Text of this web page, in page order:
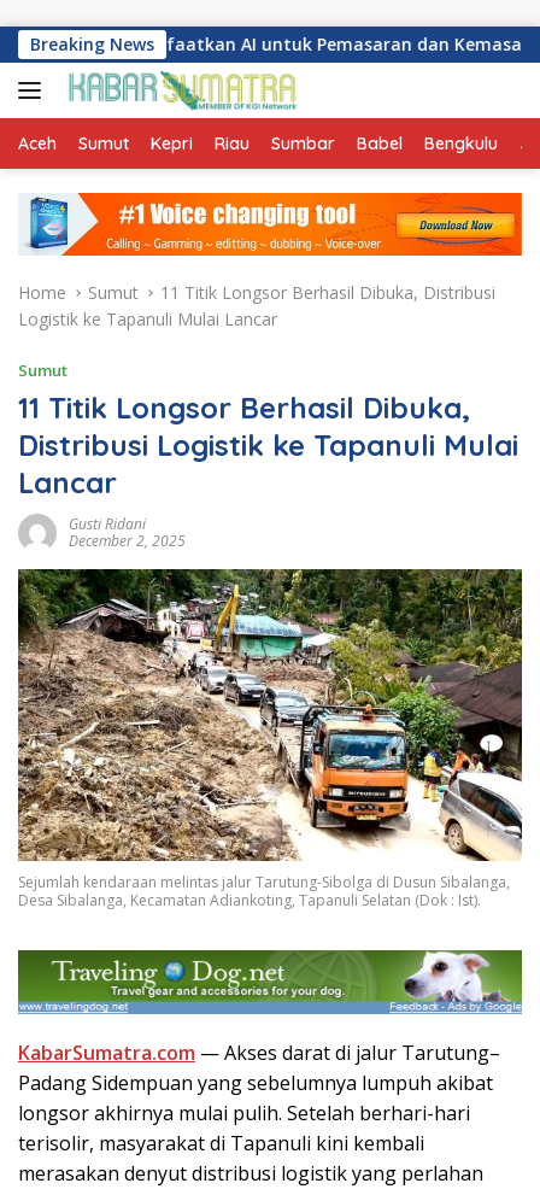
Breaking News
Manfaatkan AI untuk Pemasaran dan Kemasan Produk
Aceh Sumut Kepri Riau Sumbar Babel Bengkulu
Home Sumut
11 Titik Longsor Berhasil Dibuka, Distribusi
Logistik ke Tapanuli Mulai Lancar
Sumut
11 Titik Longsor Berhasil Dibuka,
Distribusi Logistik ke Tapanuli Mulai
Lancar
Gusti Ridani
December 2, 2025
Sejumlah kendaraan melintas jalur Tarutung-Sibolga di Dusun Sibalanga,
Desa Sibalanga, Kecamatan Adiankoting, Tapanuli Selatan (Dok : Ist).
KabarSumatra.com — Akses darat di jalur Tarutung–
Padang Sidempuan yang sebelumnya lumpuh akibat
longsor akhirnya mulai pulih. Setelah berhari-hari
terisolir, masyarakat di Tapanuli kini kembali
merasakan denyut distribusi logistik yang perlahan